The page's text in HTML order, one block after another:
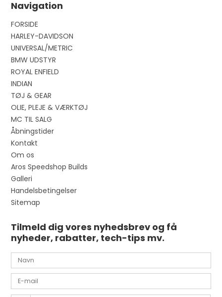
Navigation
FORSIDE
HARLEY-DAVIDSON
UNIVERSAL/METRIC
BMW UDSTYR
ROYAL ENFIELD
INDIAN
TØJ & GEAR
OLIE, PLEJE & VÆRKTØJ
MC TIL SALG
Åbningstider
Kontakt
Om os
Aros Speedshop Builds
Galleri
Handelsbetingelser
Sitemap
Tilmeld dig vores nyhedsbrev og få
nyheder, rabatter, tech-tips mv.